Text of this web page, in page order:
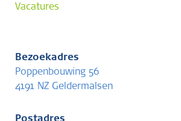
Vacatures
Bezoekadres
Poppenbouwing 56
4191 NZ Geldermalsen